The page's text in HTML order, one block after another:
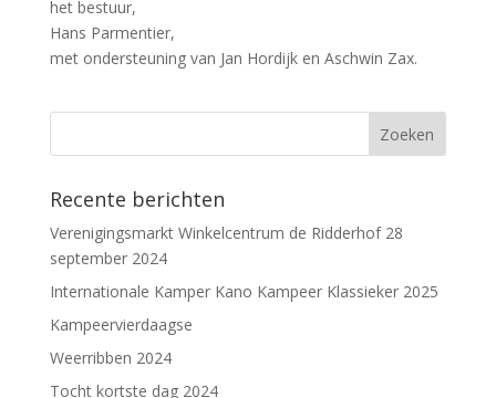
het bestuur,
Hans Parmentier,
met ondersteuning van Jan Hordijk en Aschwin Zax.
Recente berichten
Verenigingsmarkt Winkelcentrum de Ridderhof 28
september 2024
Internationale Kamper Kano Kampeer Klassieker 2025
Kampeervierdaagse
Weerribben 2024
Tocht kortste dag 2024